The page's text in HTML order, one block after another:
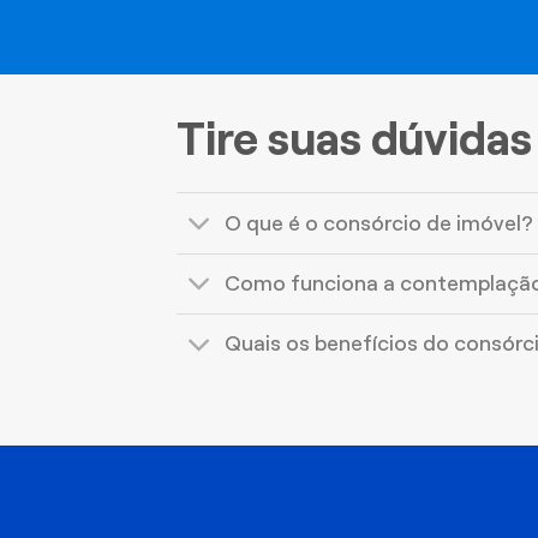
Tire suas dúvidas
O que é o consórcio de imóvel?
Como funciona a
Quais os benefícios do